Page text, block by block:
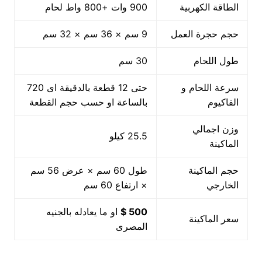
الطاقة الكهربية 900 وات +800 واط لحام
حجم حجرة العمل 9 سم × 36 سم × 32 سم
طول اللحام 30 سم
سرعة اللحام و
الفاكيوم
حتى 12 قطعة بالدقيقة اى 720
بالساعة او حسب حجم القطعة
وزن اجمالي
الماكينة
25.5 كيلو
حجم الماكينة
الخارجي
طول 60 سم × عرض 56 سم
× ارتفاع 60 سم
سعر الماكينة
500 $
او ما يعادله بالجنيه
المصرى